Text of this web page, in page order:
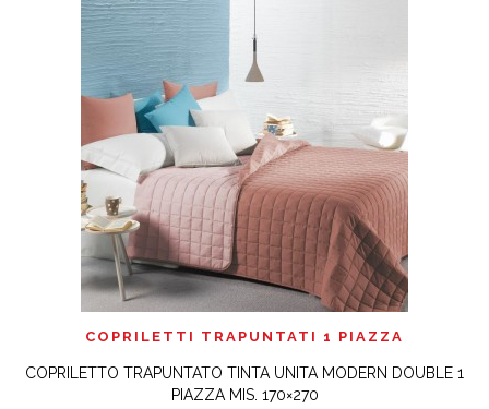
COPRILETTI TRAPUNTATI 1 PIAZZA
COPRILETTO TRAPUNTATO TINTA UNITA MODERN DOUBLE 1
PIAZZA MIS. 170×270